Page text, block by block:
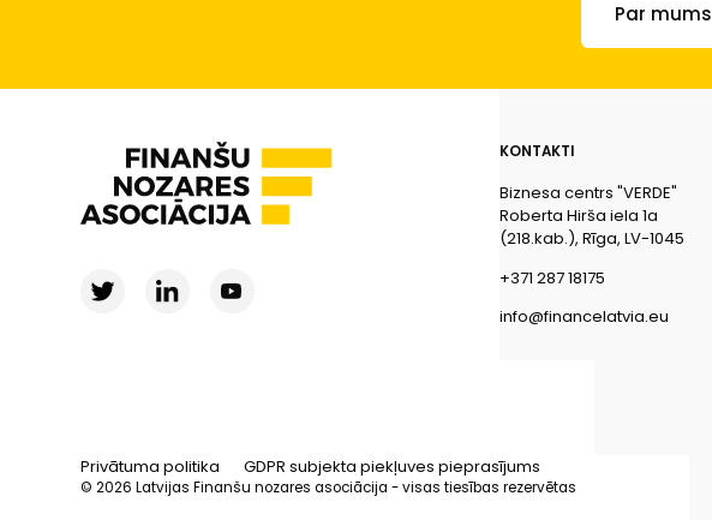
Par mums
KONTAKTI
Biznesa centrs "VERDE"
Roberta Hirša iela 1a
(218.kab.), Rīga, LV-1045
+371 287 18175
info@financelatvia.eu
Privātuma politika GDPR subjekta piekļuves pieprasījums
© 2026 Latvijas Finanšu nozares asociācija - visas tiesības rezervētas